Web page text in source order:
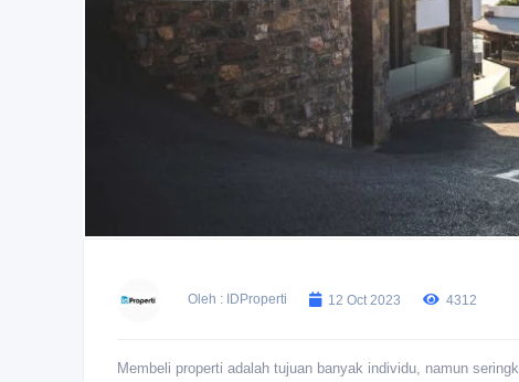
Oleh : IDProperti 12 Oct 2023 4312
Membeli properti adalah tujuan banyak individu, namun